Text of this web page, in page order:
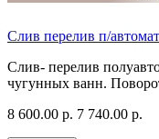
Слив перелив п/
Слив- перелив
чугунных ванн.
8 600.00 р. 7 740.00 р.